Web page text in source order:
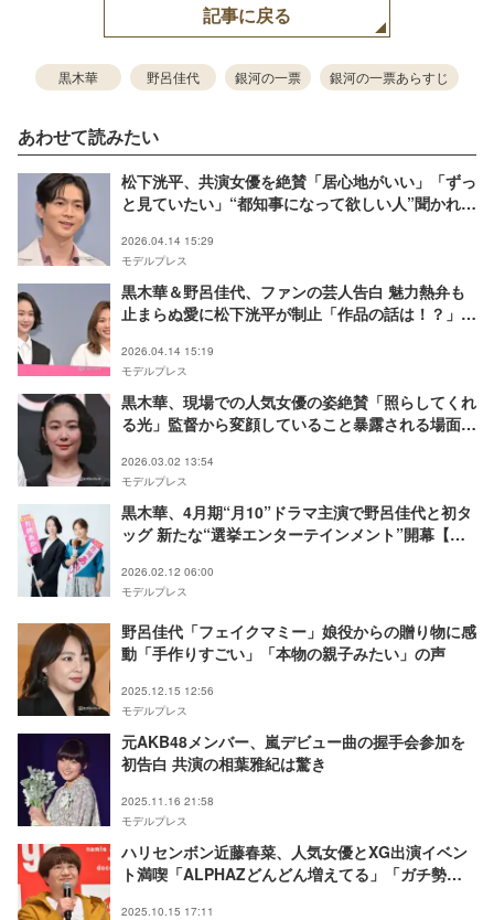
記事に戻る
黒木華 野呂佳代 銀河の一票 銀河の一票あらすじ
あわせて読みたい
松下洸平、共演女優を絶賛「居心地がいい」「ずっ
と見ていたい」“都知事になって欲しい人”聞かれ名
2026.04.14 15:29
モデルプレス
黒木華＆野呂佳代、ファンの芸人告白 魅力熱弁も
止まらぬ愛に松下洸平が制止「作品の話は！？」
2026.04.14 15:19
モデルプレス
黒木華、現場での人気女優の姿絶賛「照らしてくれ
る光」監督から変顔していること暴露される場面も
2026.03.02 13:54
モデルプレス
黒木華、4月期“月10”ドラマ主演で野呂佳代と初タ
ッグ 新たな“選挙エンターテインメント”開幕【銀
2026.02.12 06:00
モデルプレス
野呂佳代「フェイクマミー」娘役からの贈り物に感
動「手作りすごい」「本物の親子みたい」の声
2025.12.15 12:56
モデルプレス
元AKB48メンバー、嵐デビュー曲の握手会参加を
初告白 共演の相葉雅紀は驚き
2025.11.16 21:58
モデルプレス
ハリセンボン近藤春菜、人気女優とXG出演イベン
ト満喫「ALPHAZどんどん増えてる」「ガチ勢感
2025.10.15 17:11